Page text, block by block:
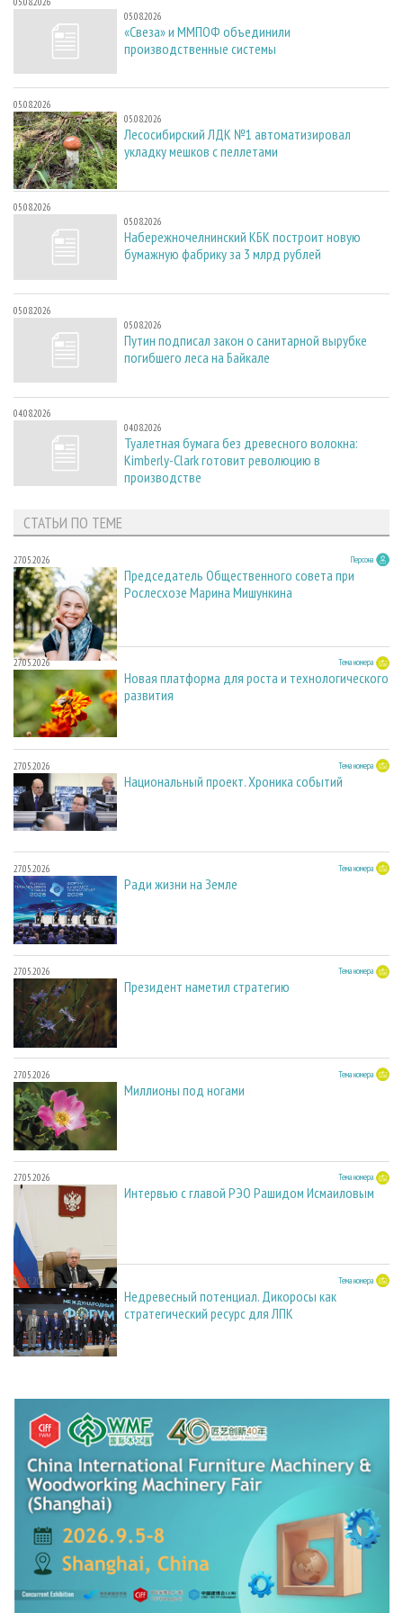
05.08.2026
«Свеза» и ММПОФ объединили
производственные системы
05.08.2026
05.08.2026
Лесосибирский ЛДК №1 автоматизировал
укладку мешков с пеллетами
05.08.2026
05.08.2026
Набережночелнинский КБК построит новую
бумажную фабрику за 3 млрд рублей
05.08.2026
05.08.2026
Путин подписал закон о санитарной вырубке
погибшего леса на Байкале
04.08.2026
04.08.2026
Туалетная бумага без древесного волокна:
Kimberly-Clark готовит революцию в
производстве
СТАТЬИ ПО ТЕМЕ
27.05.2026 Персона
Председатель Общественного совета при
Рослесхозе Марина Мишункина
27.05.2026 Тема номера
Новая платформа для роста и технологического
развития
27.05.2026 Тема номера
Национальный проект. Хроника событий
27.05.2026 Тема номера
Ради жизни на Земле
27.05.2026 Тема номера
Президент наметил стратегию
27.05.2026 Тема номера
Миллионы под ногами
27.05.2026 Тема номера
Интервью с главой РЭО Рашидом Исмаиловым
27.05.2026 Тема номера
Недревесный потенциал. Дикоросы как
стратегический ресурс для ЛПК